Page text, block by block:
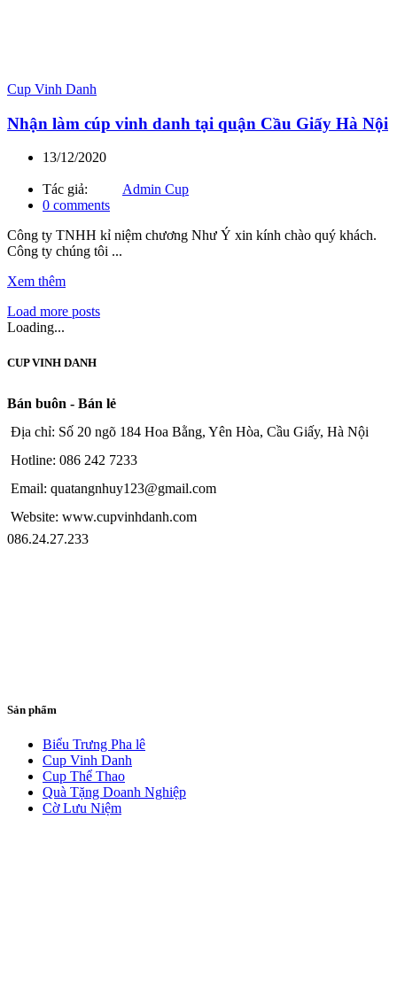
Cup Vinh Danh
Nhận làm cúp vinh danh tại quận Cầu Giấy Hà Nội
13/12/2020
Tác giả:
Admin Cup
0 comments
Công ty TNHH kỉ niệm chương Như Ý xin kính chào quý khách.
Công ty chúng tôi ...
Xem thêm
Load more posts
Loading...
CUP VINH DANH
Bán buôn - Bán lẻ
Địa chỉ: Số 20 ngõ 184 Hoa Bằng, Yên Hòa, Cầu Giấy, Hà Nội
Hotline: 086 242 7233
Email: quatangnhuy123@gmail.com
Website: www.cupvinhdanh.com
086.24.27.233
Sản phẩm
Biểu Trưng Pha lê
Cup Vinh Danh
Cup Thể Thao
Quà Tặng Doanh Nghiệp
Cờ Lưu Niệm